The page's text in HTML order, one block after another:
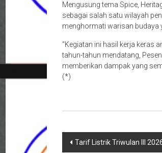
Mengusung tema Spice,
sebagai salah satu wilayah
menghormati warisan budaya
“Kegiatan ini hasil kerja keras
tahun-tahun mendatang,
memberikan dampak yang
(*)
Navigasi
Tarif Listrik Triwulan III